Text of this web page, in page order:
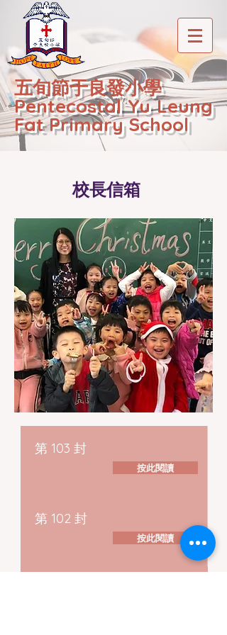
五旬節于良發小學
Pentecostal Yu Leung
Fat Primary School
校長信箱
第 103 封
按此閱讀
第 102 封
按此閱讀